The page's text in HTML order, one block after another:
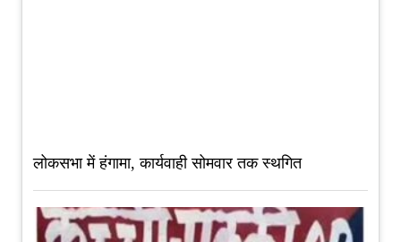
लोकसभा में हंगामा, कार्यवाही सोमवार तक स्थगित